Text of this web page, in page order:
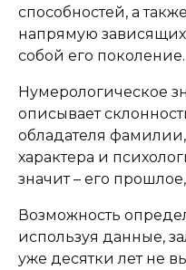
способностей, а
напрямую зависящих
собой его поколение.
Нумерологическое
описывает
обладателя
характера и
значит – его
Возможность
используя данные,
уже десятки лет не